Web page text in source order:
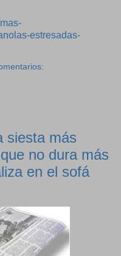
estresadas-
siesta más
no dura más
en el sofá